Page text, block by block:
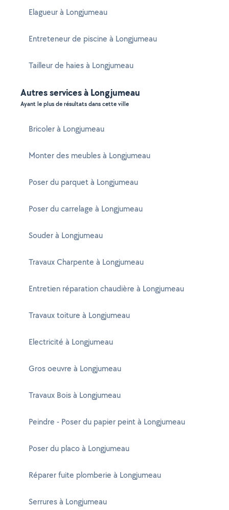
Elagueur à Longjumeau
Entreteneur de piscine à Longjumeau
Tailleur de haies à Longjumeau
Autres services à Longjumeau
Ayant le plus de résultats dans cette ville
Bricoler à Longjumeau
Monter des meubles à Longjumeau
Poser du parquet à Longjumeau
Poser du carrelage à Longjumeau
Souder à Longjumeau
Travaux Charpente à Longjumeau
Entretien réparation chaudière à Longjumeau
Travaux toiture à Longjumeau
Electricité à Longjumeau
Gros oeuvre à Longjumeau
Travaux Bois à Longjumeau
Peindre - Poser du papier peint à Longjumeau
Poser du placo à Longjumeau
Réparer fuite plomberie à Longjumeau
Serrures à Longjumeau